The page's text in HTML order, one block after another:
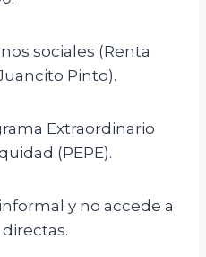
sociales (Renta
Pinto).
Extraordinario
(PEPE).
y no accede a